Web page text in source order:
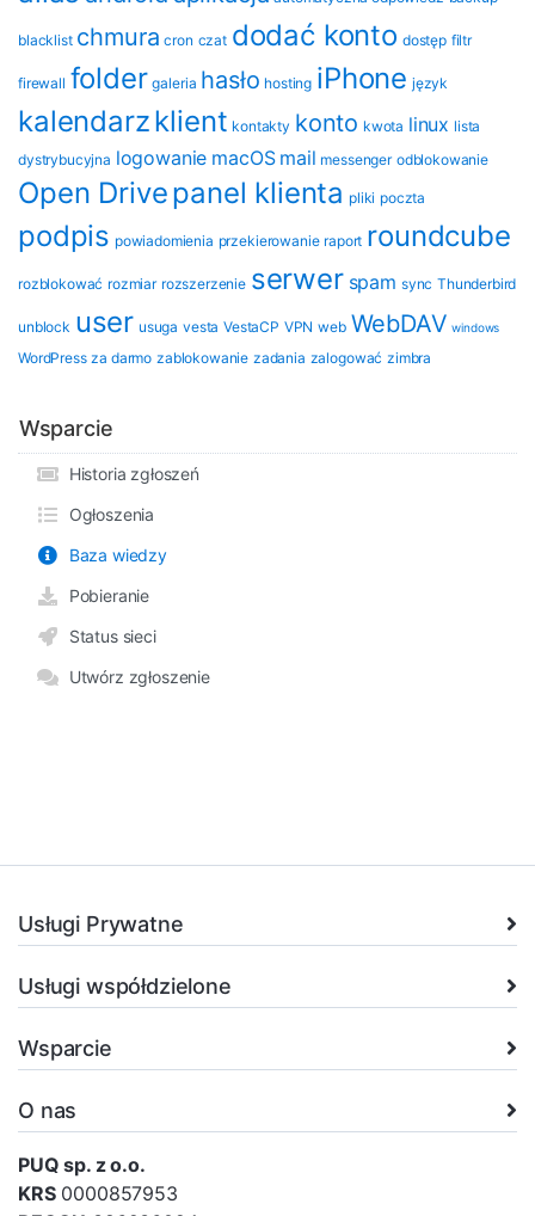
blacklist chmura cron czat dodać konto dostęp filtr
firewall folder galeria hasło hosting iPhone język
kalendarzklient kontakty konto kwota linux lista
dystrybucyjna logowanie macOS mail messenger odblokowanie
Open Drivepanel klienta pliki poczta
podpis powiadomienia przekierowanie raport roundcube
rozblokować rozmiar rozszerzenie serwer spam sync Thunderbird
unblock user usuga vesta VestaCP VPN web WebDAV windows
WordPress za darmo zablokowanie zadania zalogować zimbra
Wsparcie
Historia zgłoszeń
Ogłoszenia
Baza wiedzy
Pobieranie
Status sieci
Utwórz zgłoszenie
Usługi Prywatne
Usługi współdzielone
Wsparcie
O nas
PUQ sp. z o.o.
KRS0000857953